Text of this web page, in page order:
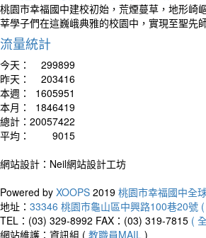
桃園市幸福國中建校初始，荒煙蔓草，地形崎
莘學子們在這巍峨典雅的校園中，實現至聖先
流量統計
今天：
299899
昨天：
203416
本週：
1605951
本月：
1846419
總計： 20057422
平均：
9015
網站設計：Neil網站設計工坊
Powered by XOOPS 2019 桃園市幸福國中全
地址： 33346 桃園市龜山區中興路100巷20號
TEL：(03) 329-8992 FAX：(03) 319-7815 (
網站維護：資訊組 ( 教職員MAIL )